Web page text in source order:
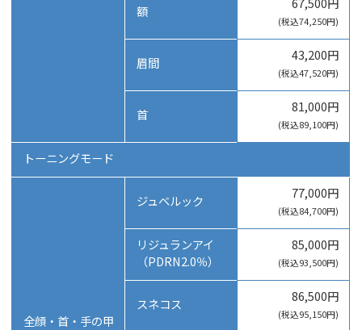
額
(税込74,250円)
眉間 43,200円
(税込47,520円)
首 81,000円
(税込89,100円)
トーニングモード
全顔・首・手の甲
ジュベルック 77,000円
(税込84,700円)
リジュランアイ
（PDRN2.0％）
85,000円
(税込93,500円)
スネコス 86,500円
(税込95,150円)